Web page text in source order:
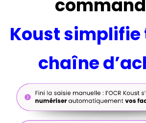
Koust simplifie
chaîne